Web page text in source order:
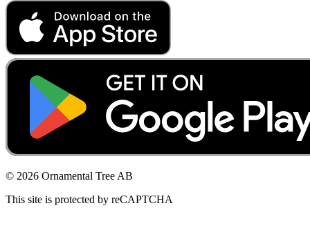
© 2026 Ornamental Tree AB
This site is protected by reCAPTCHA